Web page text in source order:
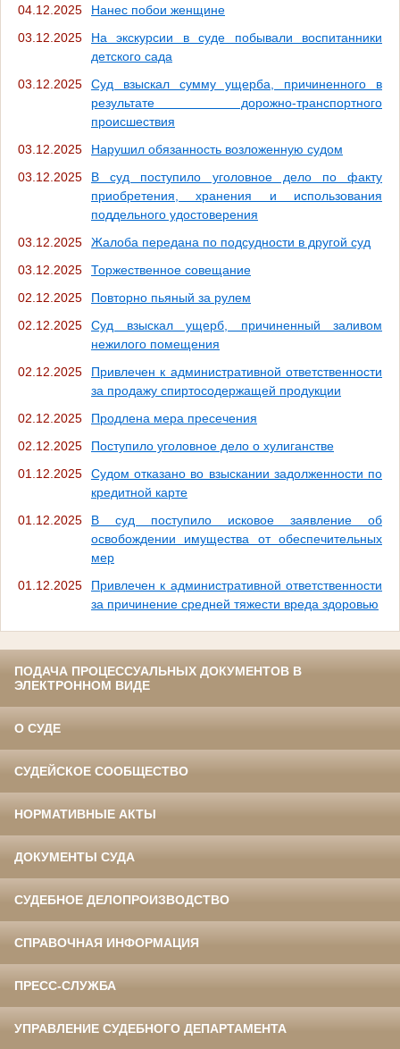
04.12.2025
Нанес побои женщине
03.12.2025
На экскурсии в суде побывали воспитанники
детского сада
03.12.2025
Суд взыскал сумму ущерба, причиненного в
результате дорожно-транспортного
происшествия
03.12.2025
Нарушил обязанность возложенную судом
03.12.2025
В суд поступило уголовное дело по факту
приобретения, хранения и использования
поддельного удостоверения
03.12.2025
Жалоба передана по подсудности в другой суд
03.12.2025
Торжественное совещание
02.12.2025
Повторно пьяный за рулем
02.12.2025
Суд взыскал ущерб, причиненный заливом
нежилого помещения
02.12.2025
Привлечен к административной ответственности
за продажу спиртосодержащей продукции
02.12.2025
Продлена мера пресечения
02.12.2025
Поступило уголовное дело о хулиганстве
01.12.2025
Судом отказано во взыскании задолженности по
кредитной карте
01.12.2025
В суд поступило исковое заявление об
освобождении имущества от обеспечительных
мер
01.12.2025
Привлечен к административной ответственности
за причинение средней тяжести вреда здоровью
ПОДАЧА ПРОЦЕССУАЛЬНЫХ ДОКУМЕНТОВ В
ЭЛЕКТРОННОМ ВИДЕ
О СУДЕ
СУДЕЙСКОЕ СООБЩЕСТВО
НОРМАТИВНЫЕ АКТЫ
ДОКУМЕНТЫ СУДА
СУДЕБНОЕ ДЕЛОПРОИЗВОДСТВО
СПРАВОЧНАЯ ИНФОРМАЦИЯ
ПРЕСС-СЛУЖБА
УПРАВЛЕНИЕ СУДЕБНОГО ДЕПАРТАМЕНТА